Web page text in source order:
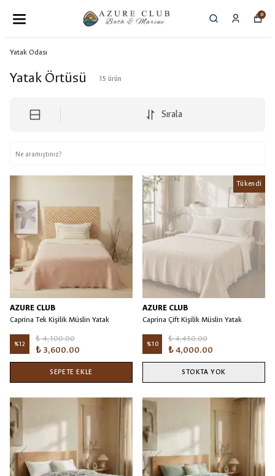
0
Yatak Odası
Yatak Örtüsü 15 ürün
Sırala
AZURE CLUB
Caprina Tek Kişilik Müslin Yatak
%12
₺ 4,100.00
₺ 3,600.00
SEPETE EKLE
Tükendi
AZURE CLUB
Caprina Çift Kişilik Müslin Yatak
%10
₺ 4,450.00
₺ 4,000.00
STOKTA YOK